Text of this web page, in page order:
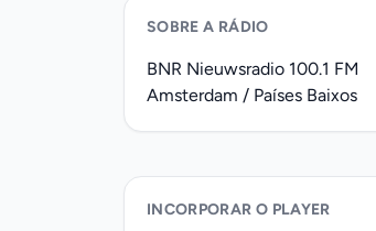
SOBRE A RÁDIO
BNR Nieuwsradio 100.1 FM
Amsterdam / Países Baixos
INCORPORAR O PLAYER